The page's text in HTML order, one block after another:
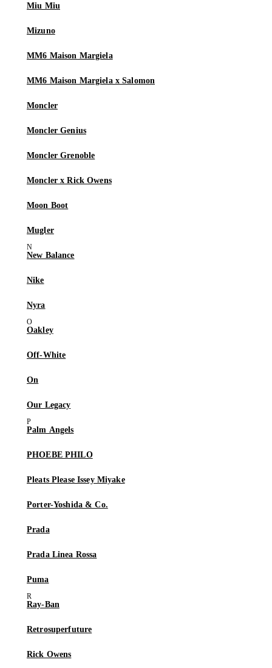
Miu Miu
Mizuno
MM6 Maison Margiela
MM6 Maison Margiela x Salomon
Moncler
Moncler Genius
Moncler Grenoble
Moncler x Rick Owens
Moon Boot
Mugler
New Balance
Nike
Nyra
Oakley
Off-White
On
Our Legacy
Palm Angels
PHOEBE PHILO
Pleats Please Issey Miyake
Porter-Yoshida & Co.
Prada
Prada Linea Rossa
Puma
Ray-Ban
Retrosuperfuture
Rick Owens